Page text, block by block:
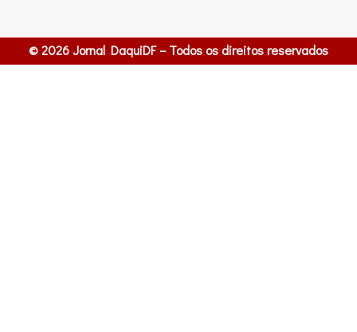
© 2026 Jornal DaquiDF – Todos os direitos reservados